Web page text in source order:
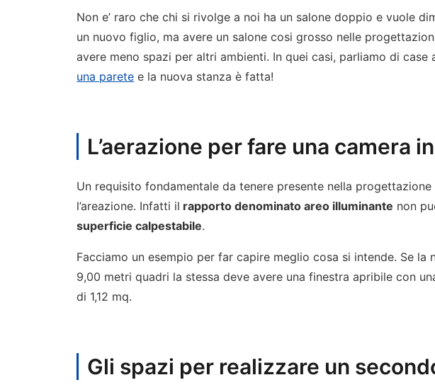
Non e’ raro che chi si rivolge a noi ha un salone doppio e vuole
un nuovo figlio, ma avere un salone cosi grosso nelle
avere meno spazi per altri ambienti. In quei casi, parliamo di
una parete e la nuova stanza è fatta!
L’aerazione per fare una camera
Un requisito fondamentale da tenere presente nella
l’areazione. Infatti il rapporto denominato areo illuminante non
superficie calpestabile.
Facciamo un esempio per far capire meglio cosa si intende. Se la
9,00 metri quadri la stessa deve avere una finestra apribile con
di 1,12 mq.
Gli spazi per realizzare un